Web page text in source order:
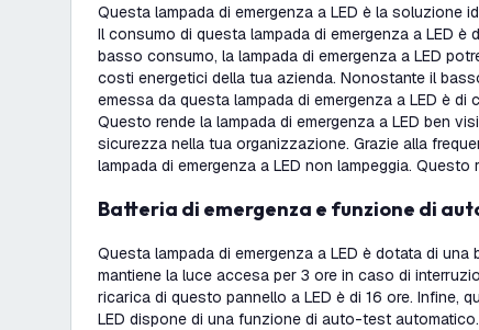
Questa lampada di emergenza a LED è la soluzione
Il consumo di questa lampada di emergenza a LED è
basso consumo, la lampada di emergenza a LED
costi energetici della tua azienda. Nonostante il
emessa da questa lampada di emergenza a LED è
Questo rende la lampada di emergenza a LED ben
sicurezza nella tua organizzazione. Grazie alla
lampada di emergenza a LED non lampeggia. Questo
Batteria di emergenza e funzione di
Questa lampada di emergenza a LED è dotata di una
mantiene la luce accesa per 3 ore in caso di
ricarica di questo pannello a LED è di 16 ore. Infine,
LED dispone di una funzione di auto-test